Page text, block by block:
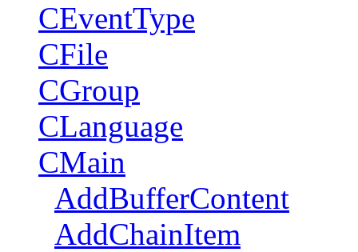
CEventType
CFile
CGroup
CLanguage
CMain
AddBufferContent
AddChainItem